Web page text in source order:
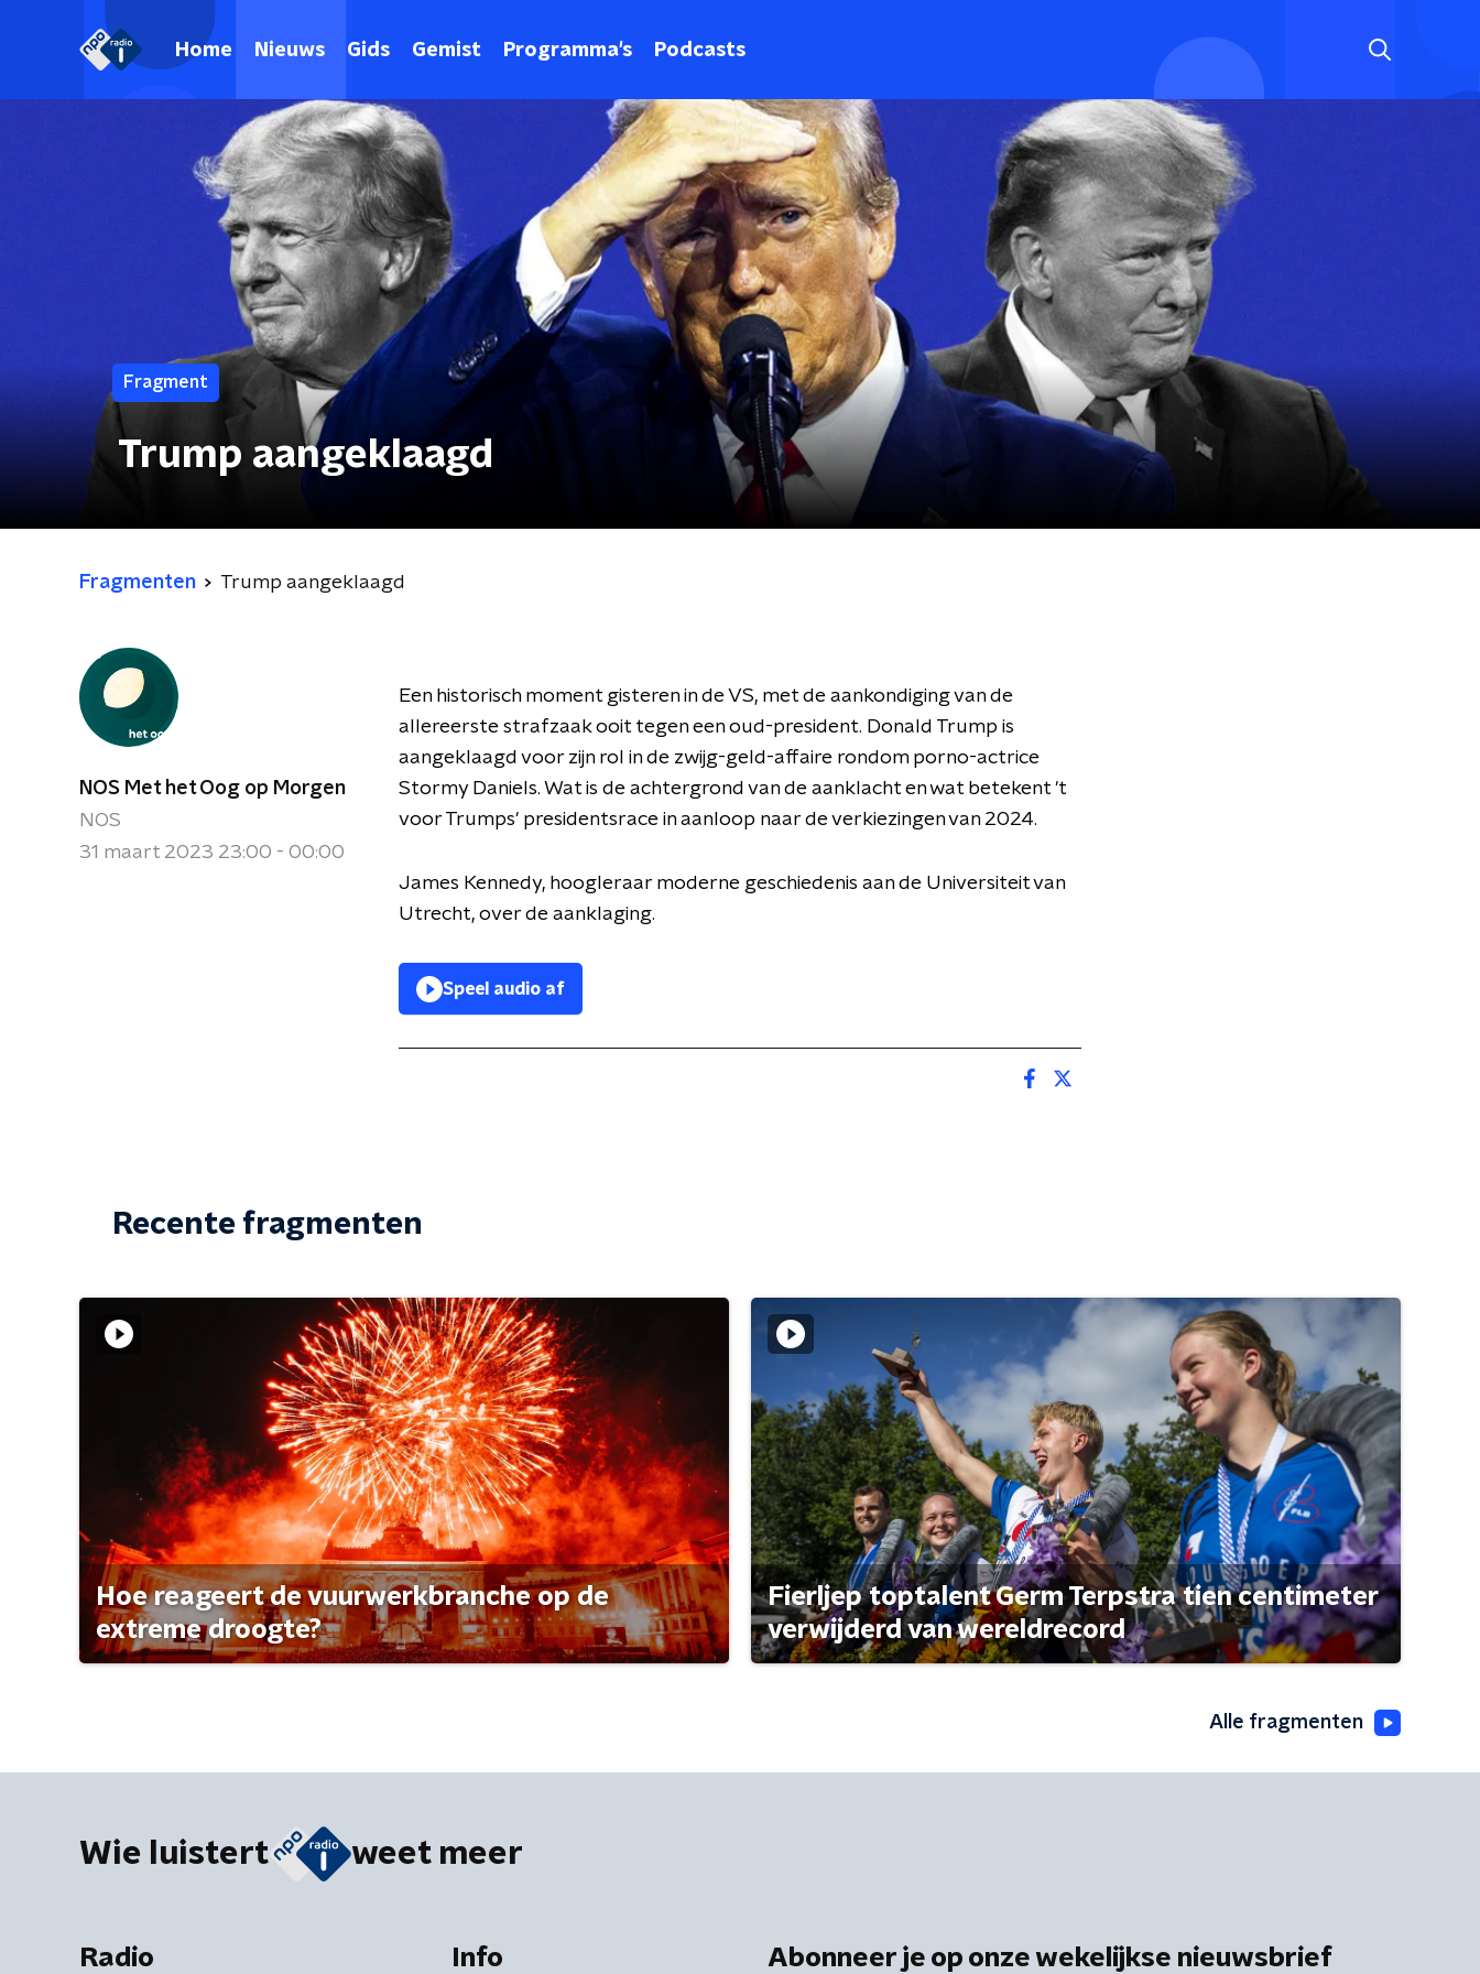
Home Nieuws Gids Gemist Programma's Podcasts
Fragment
Trump aangeklaagd
Fragmenten Trump aangeklaagd
NOS Met het Oog op Morgen
NOS
31 maart 2023 23:00 - 00:00
Een historisch moment gisteren in de VS, met de aankondiging van de
allereerste strafzaak ooit tegen een oud-president. Donald Trump is
aangeklaagd voor zijn rol in de zwijg-geld-affaire rondom porno-actrice
Stormy Daniels. Wat is de achtergrond van de aanklacht en wat betekent 't
voor Trumps' presidentsrace in aanloop naar de verkiezingen van 2024.
James Kennedy, hoogleraar moderne geschiedenis aan de Universiteit van
Utrecht, over de aanklaging.
Speel audio af
Recente fragmenten
Hoe reageert de vuurwerkbranche op de
extreme droogte?
Fierljep toptalent Germ Terpstra tien centimeter
verwijderd van wereldrecord
Alle fragmenten
Wie luistert weet meer
Radio Info Abonneer je op onze wekelijkse nieuwsbrief